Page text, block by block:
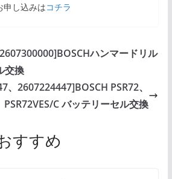
申し込みはコチラ
ハンマードリル
交換
、2607224447]BOSCH PSR72、
PSR72VES/C バッテリーセル交換
すすめ